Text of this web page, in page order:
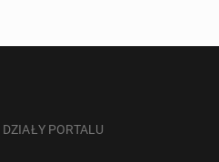
DZIAŁY PORTALU